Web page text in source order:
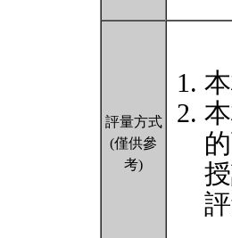
評量方式
(僅供參
考)